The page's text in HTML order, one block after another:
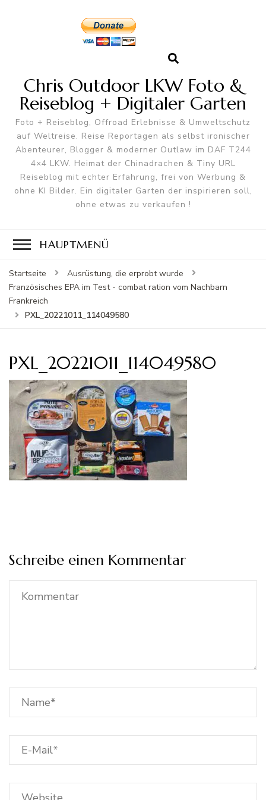
Chris Outdoor LKW Foto &
Reiseblog + Digitaler Garten
Foto + Reiseblog, Offroad Erlebnisse & Umweltschutz
auf Weltreise. Reise Reportagen als selbst ironischer
Abenteurer, Blogger & moderner Outlaw im DAF T244
4×4 LKW. Heimat der Chinadrachen & Tiny URL
Reiseblog mit echter Erfahrung, frei von Werbung &
ohne KI Bilder. Ein digitaler Garten der inspirieren soll,
ohne etwas zu verkaufen !
HAUPTMENÜ
Startseite
Ausrüstung, die erprobt wurde
Französisches EPA im Test - combat ration vom Nachbarn
Frankreich
PXL_20221011_114049580
PXL_20221011_114049580
Schreibe einen Kommentar